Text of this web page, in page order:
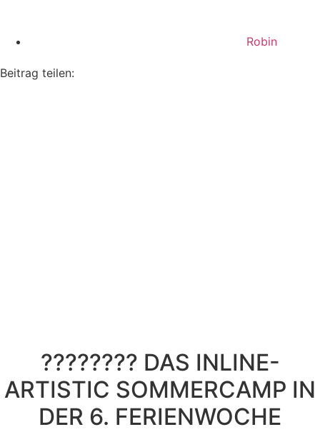
Robin
Beitrag teilen:
???????? DAS INLINE-
ARTISTIC SOMMERCAMP IN
DER 6. FERIENWOCHE